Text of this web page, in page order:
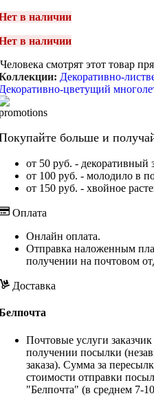
в наличии
в наличии
Человека смотрят этот товар
Декоративно-
цветущий
больше и
от 50 руб. - декоративный
от 100 руб. - молодило в
от 150 руб. - хвойное
Оплата
Онлайн оплата.
Отправка наложенным
получении на почтовом
Доставка
Почтовые услуги
получении посылки
заказа). Сумма за
стоимости отправки
"Белпочта" (в среднем 7-